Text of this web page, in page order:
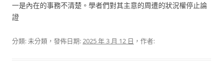
一是內在的事務不清楚。學者們對其主意的周遭的狀況權停止論
證
分類: 未分類，發佈日期:2025 年 3 月 12 日 ，作者: